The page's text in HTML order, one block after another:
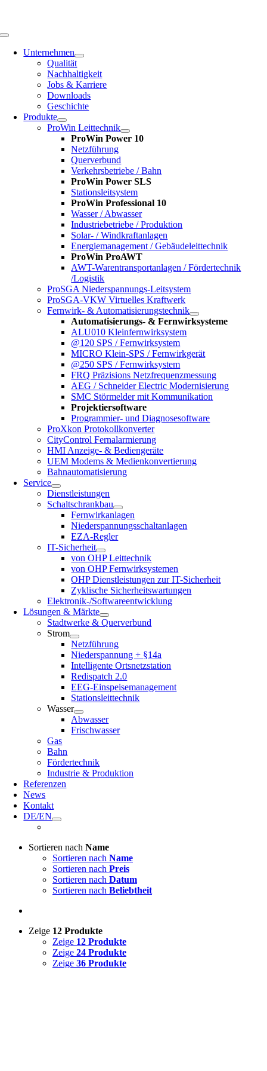
Toggle
NavigationUnternehmen
Qualität
Nachhaltigkeit
Jobs & Karriere
Downloads
Geschichte
Produkte
ProWin Leittechnik
ProWin Power 10
Netzführung
Querverbund
Verkehrsbetriebe / Bahn
ProWin Power SLS
Stationsleitsystem
ProWin Professional 10
Wasser / Abwasser
Industriebetriebe / Produktion
Solar- / Windkraftanlagen
Energiemanagement / Gebäudeleittechnik
ProWin ProAWT
AWT-Warentransportanlagen / Fördertechnik
/Logistik
ProSGA Niederspannungs-Leitsystem
ProSGA-VKW Virtuelles Kraftwerk
Fernwirk- & Automatisierungstechnik
Automatisierungs- & Fernwirksysteme
ALU010 Kleinfernwirksystem
@120 SPS / Fernwirksystem
MICRO Klein-SPS / Fernwirkgerät
@250 SPS / Fernwirksystem
FRQ Präzisions Netzfrequenzmessung
AEG / Schneider Electric Modernisierung
SMC Störmelder mit Kommunikation
Projektiersoftware
Programmier- und Diagnosesoftware
ProXkon Protokollkonverter
CityControl Fernalarmierung
HMI Anzeige- & Bediengeräte
UEM Modems & Medienkonvertierung
Bahnautomatisierung
Service
Dienstleistungen
Schaltschrankbau
Fernwirkanlagen
Niederspannungsschaltanlagen
EZA-Regler
IT-Sicherheit
von OHP Leittechnik
von OHP Fernwirksystemen
OHP Dienstleistungen zur IT-Sicherheit
Zyklische Sicherheitswartungen
Elektronik-/Softwareentwicklung
Lösungen & Märkte
Stadtwerke & Querverbund
Strom
Netzführung
Niederspannung + §14a
Intelligente Ortsnetzstation
Redispatch 2.0
EEG-Einspeisemanagement
Stationsleittechnik
Wasser
Abwasser
Frischwasser
Gas
Bahn
Fördertechnik
Industrie & Produktion
Referenzen
News
Kontakt
DE/EN
Sortieren nach Name
Sortieren nach Name
Sortieren nach Preis
Sortieren nach Datum
Sortieren nach Beliebtheit
Zeige 12 Produkte
Zeige 12 Produkte
Zeige 24 Produkte
Zeige 36 Produkte